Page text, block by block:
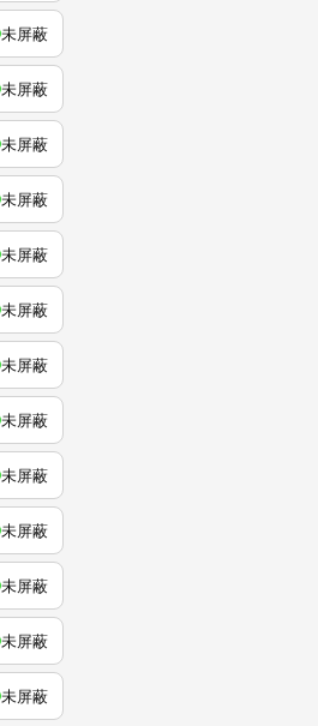
未屏蔽
未屏蔽
未屏蔽
未屏蔽
未屏蔽
未屏蔽
未屏蔽
未屏蔽
未屏蔽
未屏蔽
未屏蔽
未屏蔽
未屏蔽